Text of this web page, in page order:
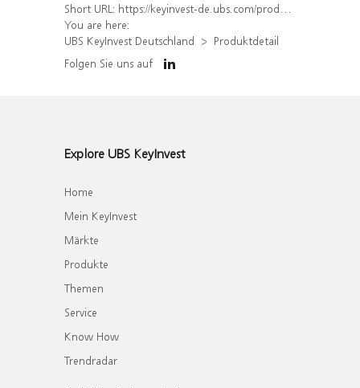
Short URL: https://keyinvest-de.ubs.com/produkt/detail/index/isin/DE000WA6QFQ9
You are here:
UBS KeyInvest Deutschland
Produktdetail
Folgen Sie uns auf
Explore UBS KeyInvest
Home
Mein KeyInvest
Märkte
Produkte
Themen
Service
Know How
Trendradar